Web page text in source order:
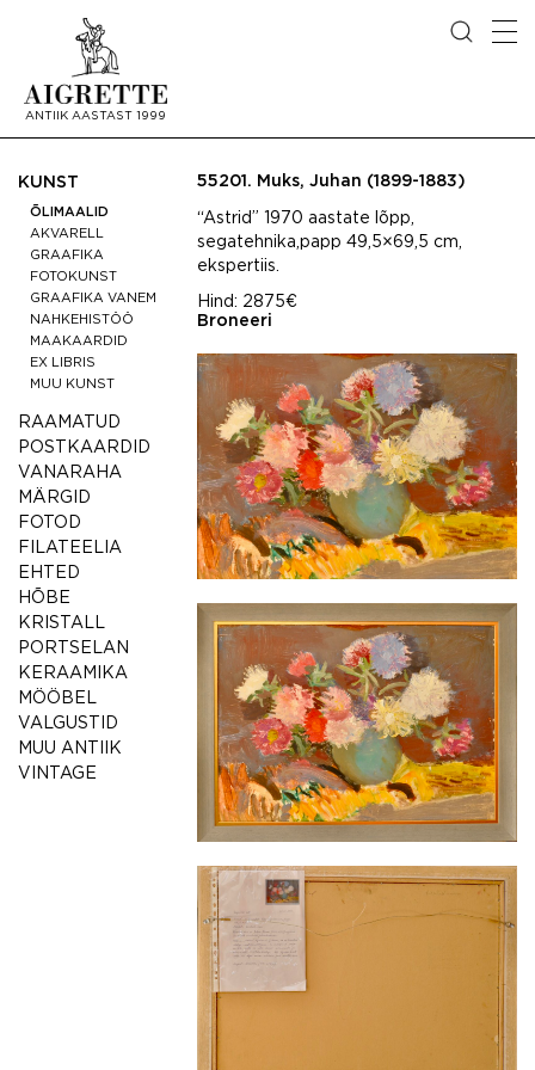
ANTIIK AASTAST 1999
KUNST
ÕLIMAALID
AKVARELL
GRAAFIKA
FOTOKUNST
GRAAFIKA VANEM
NAHKEHISTÖÖ
MAAKAARDID
EX LIBRIS
MUU KUNST
RAAMATUD
POSTKAARDID
VANARAHA
MÄRGID
FOTOD
FILATEELIA
EHTED
HÕBE
KRISTALL
PORTSELAN
KERAAMIKA
MÖÖBEL
VALGUSTID
MUU ANTIIK
VINTAGE
55201. Muks, Juhan (1899-1883)
“Astrid” 1970 aastate lõpp,
segatehnika,papp 49,5×69,5 cm,
ekspertiis.
Hind: 2875€
Broneeri